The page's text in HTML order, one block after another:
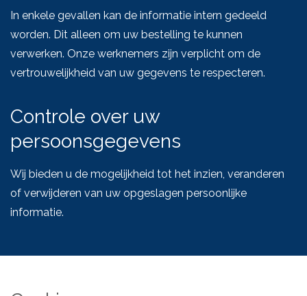
In enkele gevallen kan de informatie intern gedeeld
worden. Dit alleen om uw bestelling te kunnen
verwerken. Onze werknemers zijn verplicht om de
vertrouwelijkheid van uw gegevens te respecteren.
Controle over uw
persoonsgegevens
Wij bieden u de mogelijkheid tot het inzien, veranderen
of verwijderen van uw opgeslagen persoonlijke
informatie.